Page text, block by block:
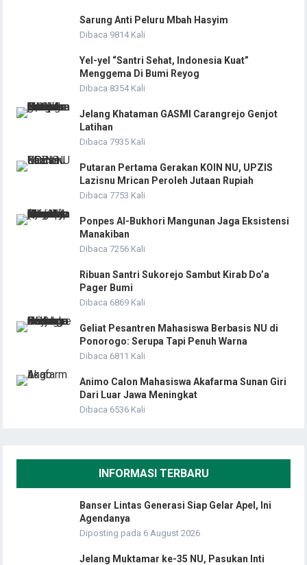
Sarung Anti Peluru Mbah Hasyim
Dibaca 9814 Kali
Yel-yel “Santri Sehat, Indonesia Kuat”
Menggema Di Bumi Reyog
Dibaca 8354 Kali
Jelang Khataman GASMI Carangrejo Genjot
Latihan
Dibaca 7935 Kali
Putaran Pertama Gerakan KOIN NU, UPZIS
Lazisnu Mrican Peroleh Jutaan Rupiah
Dibaca 7753 Kali
Ponpes Al-Bukhori Mangunan Jaga Eksistensi
Manakiban
Dibaca 7256 Kali
Ribuan Santri Sukorejo Sambut Kirab Do’a
Pager Bumi
Dibaca 6869 Kali
Geliat Pesantren Mahasiswa Berbasis NU di
Ponorogo: Serupa Tapi Penuh Warna
Dibaca 6811 Kali
Animo Calon Mahasiswa Akafarma Sunan Giri
Dari Luar Jawa Meningkat
Dibaca 6536 Kali
INFORMASI TERBARU
Banser Lintas Generasi Siap Gelar Apel, Ini
Agendanya
Diposting pada 6 August 2026
Jelang Muktamar ke-35 NU, Pasukan Inti